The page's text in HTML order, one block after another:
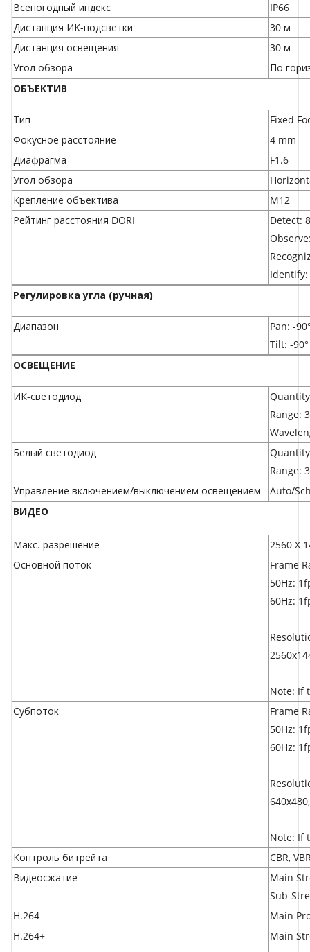
Всепогодный индекс
IP66
Дистанция ИК-подсветки
30 м
Дистанция освещения
30 м
Угол обзора
По
ОБЪЕКТИВ
Тип
Fixed
Фокусное расстояние
4 mm
Диафрагма
F1.6
Угол обзора
Крепление объектива
M12
Рейтинг расстояния DORI
Detect:
Identify:
Регулировка угла (ручная)
Диапазон
Pan: -
Tilt: -
ОСВЕЩЕНИЕ
ИК-светодиод
Range:
Белый светодиод
Range:
Управление включением/выключением освещением
Auto/
ВИДЕО
Макс. разрешение
2560 X
Основной поток
Frame
50Hz:
60Hz:
Note: If
Субпоток
Frame
50Hz:
60Hz:
Note: If
Контроль битрейта
CBR,
Видеосжатие
Main
Sub-
H.264
Main
H.264+
Main